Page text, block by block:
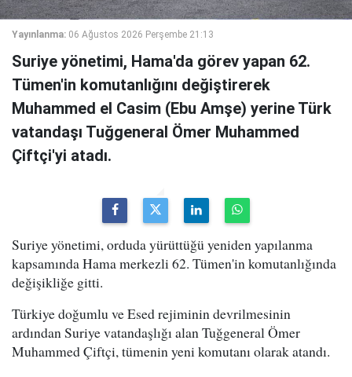
Yayınlanma: 06 Ağustos 2026 Perşembe 21:13
Suriye yönetimi, Hama'da görev yapan 62.
Tümen'in komutanlığını değiştirerek
Muhammed el Casim (Ebu Amşe) yerine Türk
vatandaşı Tuğgeneral Ömer Muhammed
Çiftçi'yi atadı.
Suriye yönetimi, orduda yürüttüğü yeniden yapılanma
kapsamında Hama merkezli 62. Tümen'in komutanlığında
değişikliğe gitti.
Türkiye doğumlu ve Esed rejiminin devrilmesinin
ardından Suriye vatandaşlığı alan Tuğgeneral Ömer
Muhammed Çiftçi, tümenin yeni komutanı olarak atandı.